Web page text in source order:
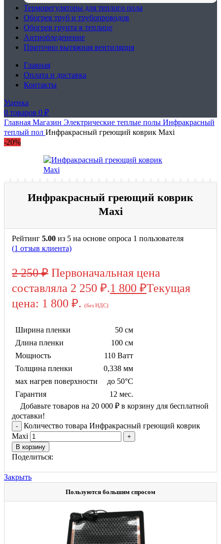
Терморегуляторы для теплого пола
Обогрев труб и трубопроводов
Обогрев грунта в теплице
Антиобледенение
Приточно вытяжная вентиляция
Главная
Оплата и доставка
Контакты
Уценка
0 товаров 0 ₽
Главная Магазин Электрические теплые полы Инфракрасный
теплый пол Инфракрасный греющий коврик Maxi
-20%
Инфракрасный греющий коврик
Maxi
Рейтинг 5.00 из 5 на основе опроса 1 пользователя
(1 отзыв клиента)
2 250₽ Первоначальная цена
составляла 2 250 ₽.1 800 ₽Текущая
цена: 1 800 ₽. (без НДС)
Ширина пленки
50 см
Длина пленки
100 см
Мощность
110 Ватт
Толщина пленки
0,338 мм
мах нагрев поверхности
до 50°С
Гарантия
12 мес.
Добавьте товаров на 20 000 ₽ в корзину для бесплатной
доставки!
Количество товара Инфракрасный греющий коврик
Maxi
В корзину
Поделиться:
Закрыть
Пользуются большим спросом